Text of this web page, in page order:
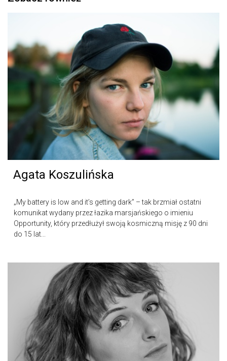
Agata Koszulińska
„My battery is low and it’s getting dark” – tak brzmiał ostatni
komunikat wydany przez łazika marsjańskiego o imieniu
Opportunity, który przedłużył swoją kosmiczną misję z 90 dni
do 15 lat...